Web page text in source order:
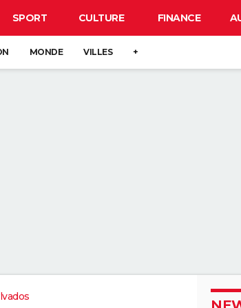
SPORT CULTURE FINANCE
MONDE VILLES +